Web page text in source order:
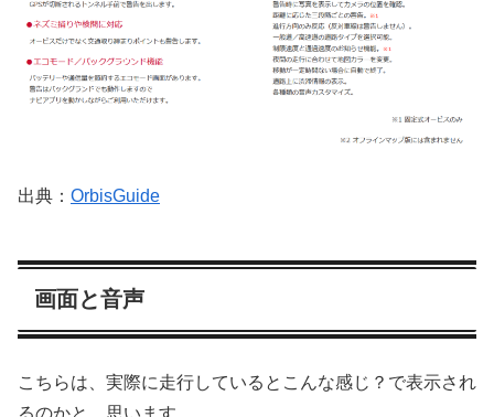
出典： OrbisGuide
画面と音声
こちらは、実際に走行しているとこんな感じ？で表示され